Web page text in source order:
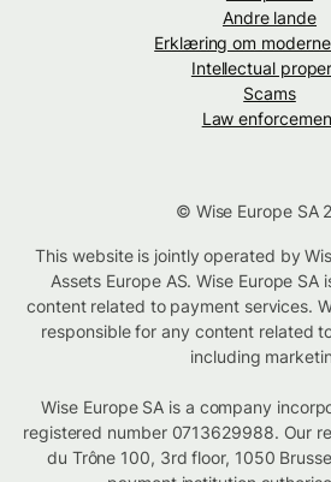
Andre lande
Erklæring om
Intellectual
Scams
Law
© Wise Europe SA
This website is jointly operated by
Assets Europe AS. Wise Europe SA
content related to payment services.
responsible for any content related
including
Wise Europe SA is a company
registered number 0713629988. Our
du Trône 100, 3rd floor, 1050